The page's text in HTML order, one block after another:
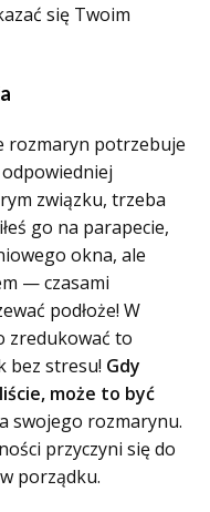
się Twoim
rozmaryn potrzebuje
odpowiedniej
związku, trzeba
go na parapecie,
okna, ale
— czasami
podłoże! W
zredukować to
bez stresu! Gdy
może to być
swojego rozmarynu.
przyczyni się do
porządku.